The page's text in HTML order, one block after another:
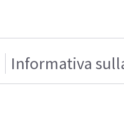
Informativa